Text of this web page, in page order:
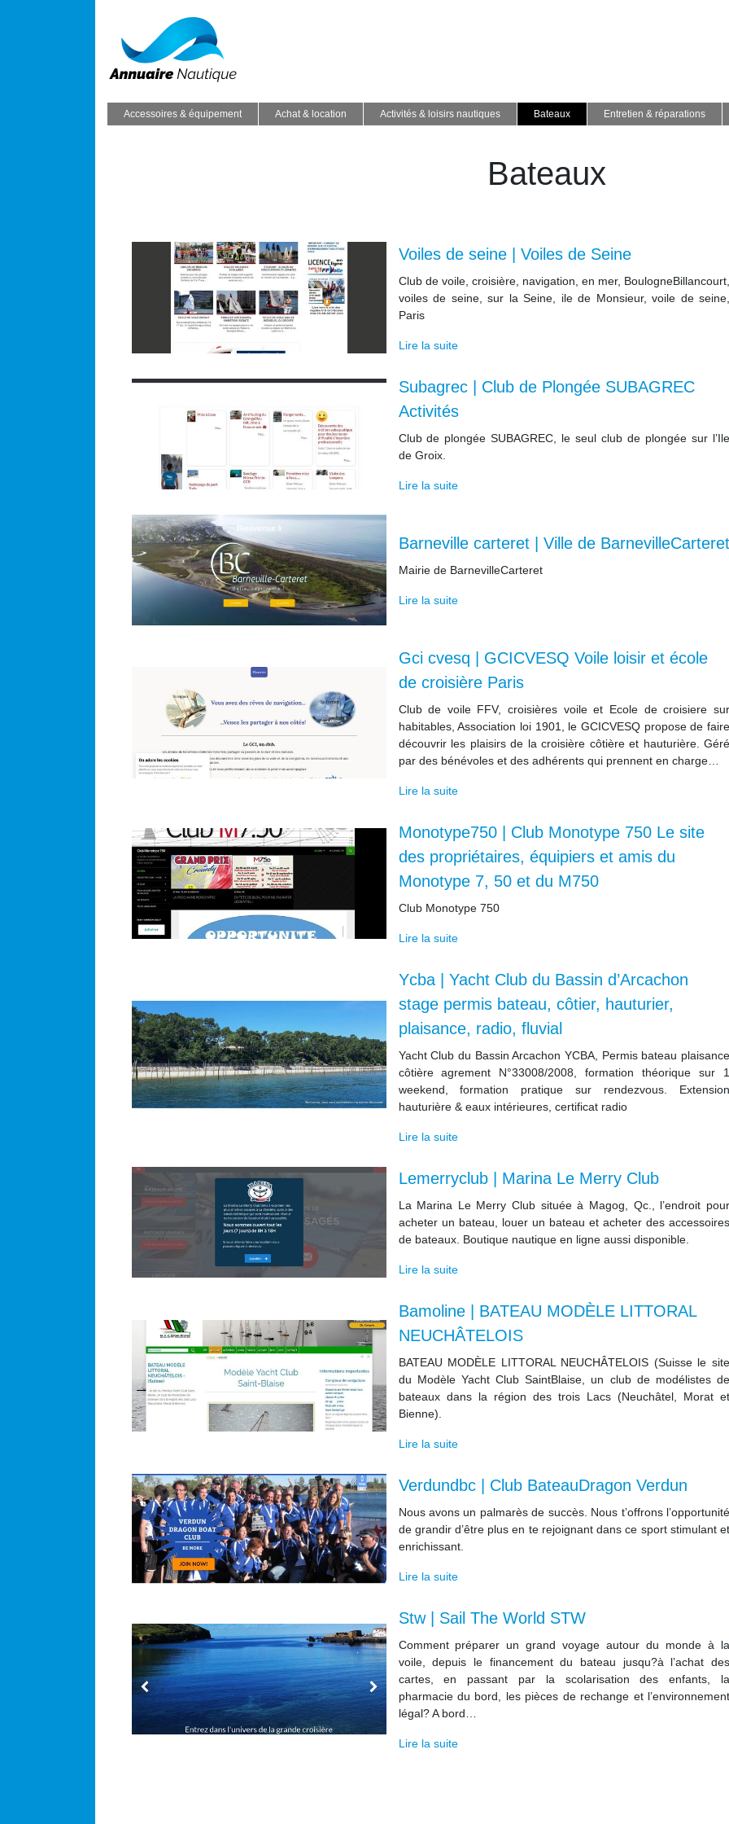
Accessoires & équipement Achat & location Activités & loisirs nautiques Bateaux Entretien & réparations
Bateaux
Voiles de seine | Voiles de Seine
Club de voile, croisière, navigation, en mer, BoulogneBillancourt,
voiles de seine, sur la Seine, ile de Monsieur, voile de seine,
Paris
Lire la suite
Subagrec | Club de Plongée SUBAGREC
Activités
Club de plongée SUBAGREC, le seul club de plongée sur l’Ile
de Groix.
Lire la suite
Barneville carteret | Ville de BarnevilleCarteret
Mairie de BarnevilleCarteret
Lire la suite
Gci cvesq | GCICVESQ Voile loisir et école
de croisière Paris
Club de voile FFV, croisières voile et Ecole de croisiere sur
habitables, Association loi 1901, le GCICVESQ propose de faire
découvrir les plaisirs de la croisière côtière et hauturière. Géré
par des bénévoles et des adhérents qui prennent en charge…
Lire la suite
Monotype750 | Club Monotype 750 Le site
des prop­riétai­res, équipiers et amis du
Monotype 7, 50 et du M750
Club Monotype 750
Lire la suite
Ycba | Yacht Club du Bassin d’Arcachon
stage permis bateau, côtier, hauturier,
plaisance, radio, fluvial
Yacht Club du Bassin Arcachon YCBA, Permis bateau plaisance
côtière agrement N°33008/2008, formation théorique sur 1
weekend, formation pratique sur rendezvous. Extension
hauturière & eaux intérieures, certificat radio
Lire la suite
Lemerryclub | Marina Le Merry Club
La Marina Le Merry Club située à Magog, Qc., l’endroit pour
acheter un bateau, louer un bateau et acheter des accessoires
de bateaux. Boutique nautique en ligne aussi disponible.
Lire la suite
Bamoline | BATEAU MODÈLE LITTORAL
NEUCHÂTELOIS
BATEAU MODÈLE LITTORAL NEUCHÂTELOIS (Suisse le site
du Modèle Yacht Club SaintBlaise, un club de modélistes de
bateaux dans la région des trois Lacs (Neuchâtel, Morat et
Bienne).
Lire la suite
Verdundbc | Club BateauDragon Verdun
Nous avons un palmarès de succès. Nous t’offrons l’opportunité
de grandir d’être plus en te rejoignant dans ce sport stimulant et
enrichissant.
Lire la suite
Stw | Sail The World STW
Comment préparer un grand voyage autour du monde à la
voile, depuis le financement du bateau jusqu?à l’achat des
cartes, en passant par la scolarisation des enfants, la
pharmacie du bord, les pièces de rechange et l’environnement
légal? A bord…
Lire la suite